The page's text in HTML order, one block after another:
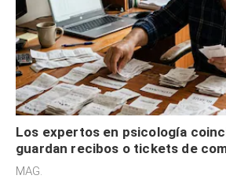
Los expertos en psicología
guardan recibos o tickets de
son acumuladores, sino que
MAG.